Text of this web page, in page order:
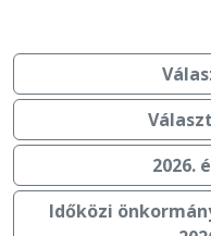
2026.
Időközi